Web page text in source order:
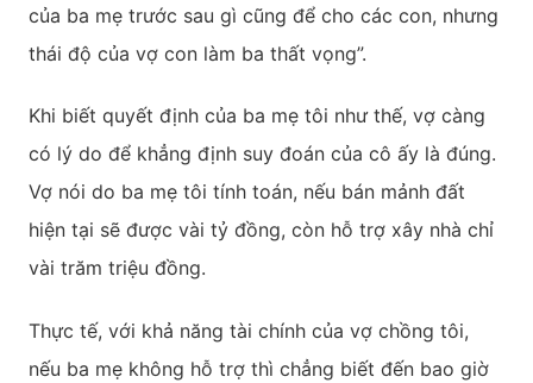
của ba mẹ trước sau gì cũng để cho các con, nhưng
thái độ của vợ con làm ba thất vọng”.
Khi biết quyết định của ba mẹ tôi như thế, vợ càng
có lý do để khẳng định suy đoán của cô ấy là đúng.
Vợ nói do ba mẹ tôi tính toán, nếu bán mảnh đất
hiện tại sẽ được vài tỷ đồng, còn hỗ trợ xây nhà chỉ
vài trăm triệu đồng.
Thực tế, với khả năng tài chính của vợ chồng tôi,
nếu ba mẹ không hỗ trợ thì chẳng biết đến bao giờ